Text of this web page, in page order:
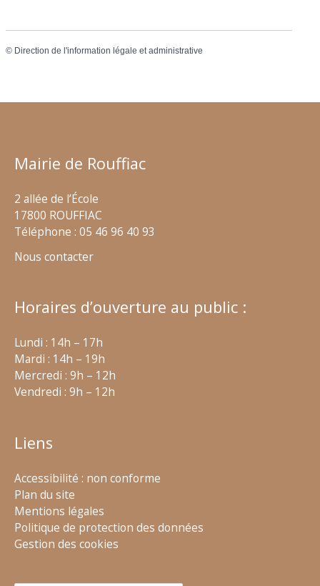
© Direction de l'information légale et administrative
Mairie de Rouffiac
2 allée de l’École
17800 ROUFFIAC
Téléphone : 05 46 96 40 93
Nous contacter
Horaires d’ouverture au public :
Lundi : 14h – 17h
Mardi : 14h – 19h
Mercredi : 9h – 12h
Vendredi : 9h – 12h
Liens
Accessibilité : non conforme
Plan du site
Mentions légales
Politique de protection des données
Gestion des cookies